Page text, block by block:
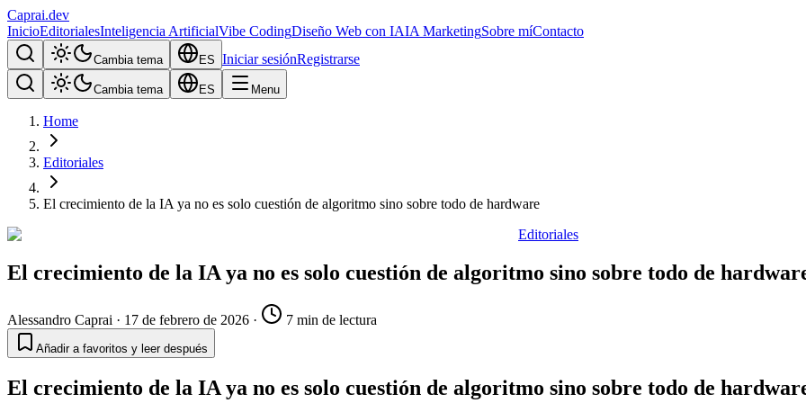
Caprai.dev
InicioEditorialesInteligencia ArtificialVibe CodingDiseño Web con IAIA MarketingSobre míContacto
Cambia tema ES Iniciar sesiónRegistrarse
Cambia tema ES Menu
Home
Editoriales
El crecimiento de la IA ya no es solo cuestión de algoritmo sino sobre todo de hardware
Editoriales
El crecimiento de la IA ya no es solo cuestión de algoritmo sino sobre todo de
Alessandro Caprai · 17 de febrero de 2026 · 7 min de lectura
Añadir a favoritos y leer después
El crecimiento de la IA ya no es solo cuestión de algoritmo sino sobre todo de